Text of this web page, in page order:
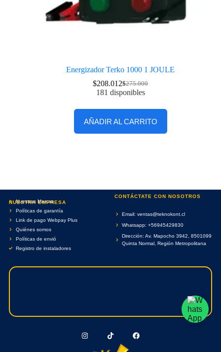
Energizador Terko 1000 1 JOULE
$275.000
$208.012
181 disponibles
AÑADIR AL CARRITO
NUESTRA EMPRESA
Nuestras Marcas
Políticas de garantía
Link de pago Webpay Plus
Quiénes somos
Políticas de envió
Registro de instaladores
CONTÁCTATE CON NOSOTROS
Email: ventas@teknokont.cl
Whatsapp: +56945429830
Dirección: Av. Mapocho 3942, 8501099
Quinta Normal, Región Metropolitana